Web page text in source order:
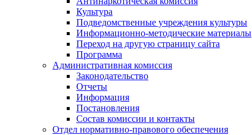
Культура
Подведомственные учреждения культуры
Информационно-методические материалы
Переход на другую страницу сайта
Программа
Административная комиссия
Законодательство
Отчеты
Информация
Постановления
Состав комиссии и контакты
Отдел нормативно-правового обеспечения